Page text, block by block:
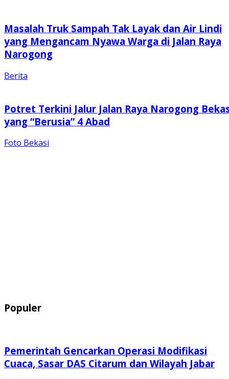
Masalah Truk Sampah Tak Layak dan Air Lindi
yang Mengancam Nyawa Warga di Jalan Raya
Narogong
Berita
Potret Terkini Jalur Jalan Raya Narogong
yang “Berusia” 4 Abad
Foto Bekasi
Populer
Pemerintah Gencarkan Operasi Modifikasi
Cuaca, Sasar DAS Citarum dan Wilayah Jabar